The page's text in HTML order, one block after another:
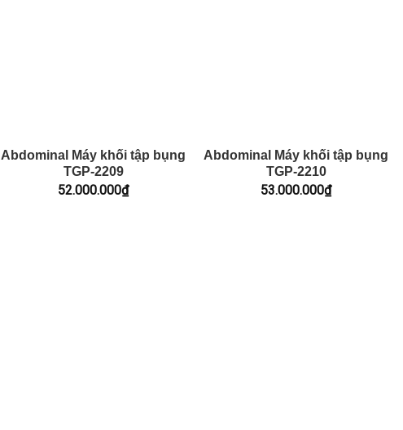
Abdominal Máy khối tập bụng
TGP-2209
52.000.000₫
Abdominal Máy khối tập bụng
TGP-2210
53.000.000₫